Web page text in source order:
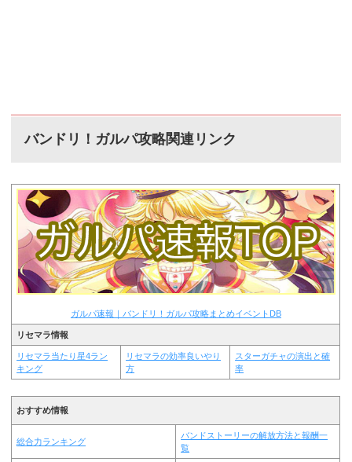
バンドリ！ガルパ攻略関連リンク
ガルパ速報｜バンドリ！ガルパ攻略まとめイベントDB
リセマラ情報
リセマラ当たり星4ラン
キング
リセマラの効率良いやり
方
スターガチャの演出と確
率
おすすめ情報
総合力ランキング
バンドストーリーの解放方法と報酬一
覧